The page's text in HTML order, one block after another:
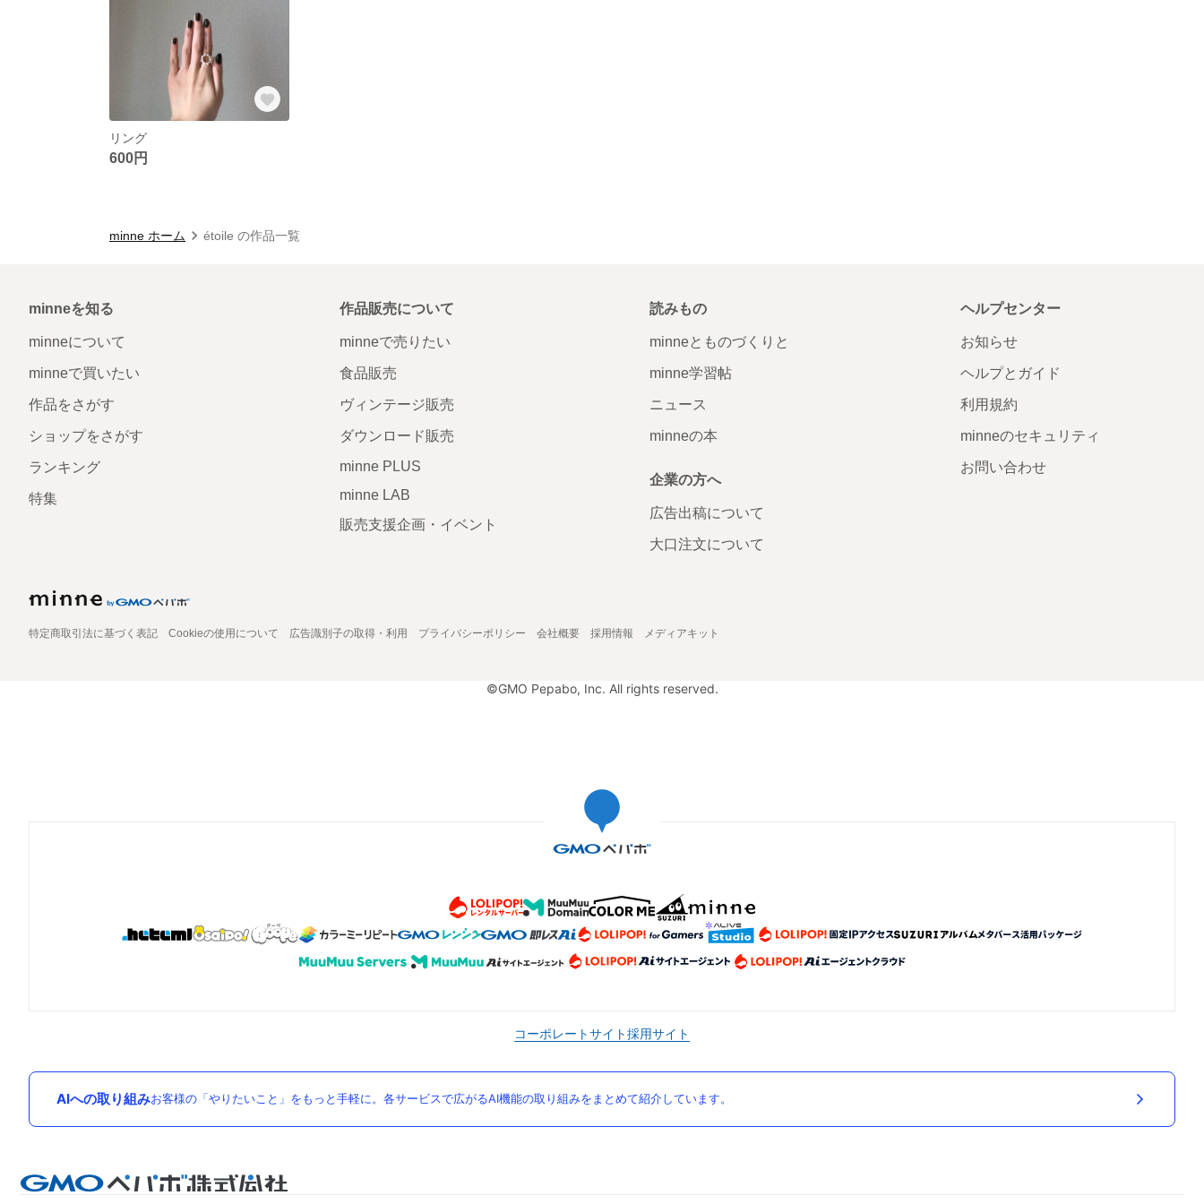
リング
600円
minne ホーム étoile の作品一覧
minneを知る
minneについて
minneで買いたい
作品をさがす
ショップをさがす
ランキング
特集
作品販売について
minneで売りたい
食品販売
ヴィンテージ販売
ダウンロード販売
minne PLUS
minne LAB
販売支援企画・イベント
読みもの
minneとものづくりと
minne学習帖
ニュース
minneの本
企業の方へ
広告出稿について
大口注文について
ヘルプセンター
お知らせ
ヘルプとガイド
利用規約
minneのセキュリティ
お問い合わせ
特定商取引法に基づく表記 Cookieの使用について 広告識別子の取得・利用 プライバシーポリシー 会社概要 採用情報 メディアキット
©GMO Pepabo, Inc. All rights reserved.
コーポレートサイト採用サイト
AIへの取り組みお客様の「やりたいこと」をもっと手軽に。各サービスで広がるAI機能の取り組みをまとめて紹介しています。